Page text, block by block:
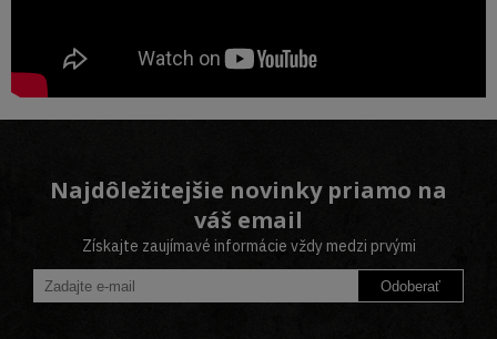
Najdôležitejšie novinky priamo na
váš email
Získajte zaujímavé informácie vždy medzi prvými
Odoberať